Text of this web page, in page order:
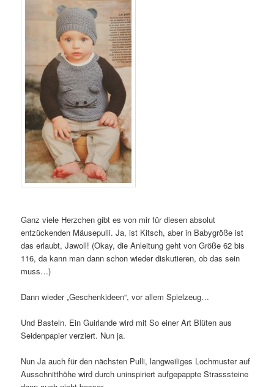
Ganz viele Herzchen gibt es von mir für diesen absolut
entzückenden Mäusepulli. Ja, ist Kitsch, aber in Babygröße ist
das erlaubt, Jawoll! (Okay, die Anleitung geht von Größe 62 bis
116, da kann man dann schon wieder diskutieren, ob das sein
muss…)
Dann wieder „Geschenkideen“, vor allem Spielzeug…
Und Basteln. Ein Guirlande wird mit So einer Art Blüten aus
Seidenpapier verziert. Nun ja.
Nun Ja auch für den nächsten Pulli, langweiliges Lochmuster auf
Ausschnitthöhe wird durch uninspiriert aufgepappte Strasssteine